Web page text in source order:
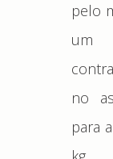
pelo
um
no
para